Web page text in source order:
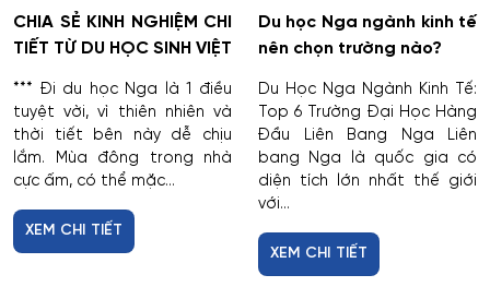
CHIA SẺ KINH NGHIỆM CHI
TIẾT TỪ DU HỌC SINH VIỆT
*** Đi du học Nga là 1 điều
tuyệt vời, vì thiên nhiên và
thời tiết bên này dễ chịu
lắm. Mùa đông trong nhà
cực ấm, có thể mặc...
XEM CHI TIẾT
Du học Nga ngành kinh tế
nên chọn trường nào?
Du Học Nga Ngành Kinh Tế:
Top 6 Trường Đại Học Hàng
Đầu Liên Bang Nga Liên
bang Nga là quốc gia có
diện tích lớn nhất thế giới
với...
XEM CHI TIẾT